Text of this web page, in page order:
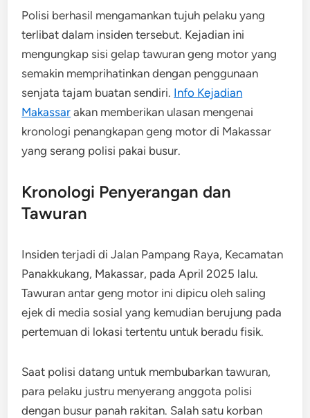
Polisi berhasil mengamankan tujuh pelaku yang
terlibat dalam insiden tersebut. Kejadian ini
mengungkap sisi gelap tawuran geng motor yang
semakin memprihatinkan dengan penggunaan
senjata tajam buatan sendiri. Info Kejadian
Makassar akan memberikan ulasan mengenai
kronologi penangkapan geng motor di Makassar
yang serang polisi pakai busur.
Kronologi Penyerangan dan
Tawuran
Insiden terjadi di Jalan Pampang Raya, Kecamatan
Panakkukang, Makassar, pada April 2025 lalu.
Tawuran antar geng motor ini dipicu oleh saling
ejek di media sosial yang kemudian berujung pada
pertemuan di lokasi tertentu untuk beradu fisik.
Saat polisi datang untuk membubarkan tawuran,
para pelaku justru menyerang anggota polisi
dengan busur panah rakitan. Salah satu korban